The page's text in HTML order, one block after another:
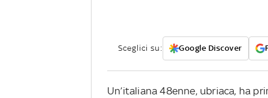
Sceglici su: Google Discover
Un’italiana 48enne, ubriaca, ha